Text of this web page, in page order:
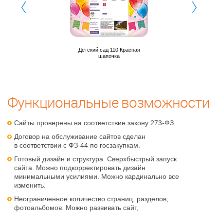
Детский сад 110 Красная
шапочка
Функциональные возможности
Сайты проверены на соответствие закону 273-ФЗ.
Договор на обслуживание сайтов сделан
в соответствии с ФЗ-44 по госзакупкам.
Готовый дизайн и структура. Сверхбыстрый запуск
сайта. Можно подкорректировать дизайн
минимальными усилиями. Можно кардинально все
изменить.
Неограниченное количество страниц, разделов,
фотоальбомов. Можно развивать сайт,